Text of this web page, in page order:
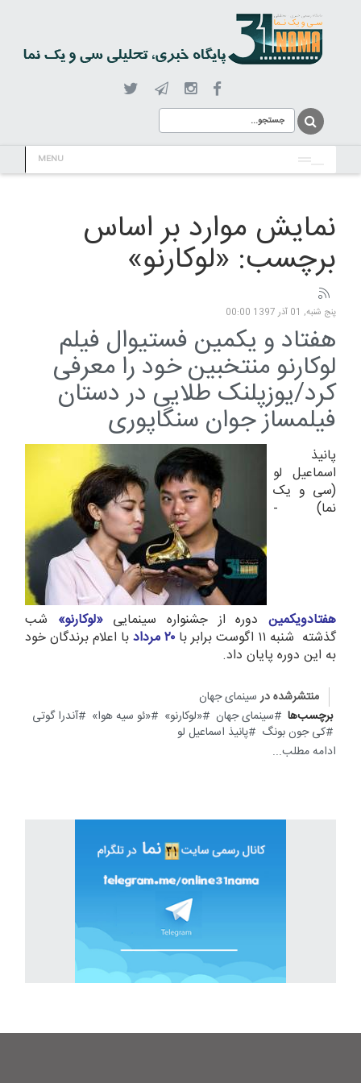
MENU
نمایش موارد بر اساس
برچسب: «لوکارنو»
پنج شنبه, 01 آذر 1397 00:00
هفتاد و یکمین فستیوال فیلم
لوکارنو منتخبین خود را معرفی
کرد/یوزپلنک طلایی در دستان
فیلمساز جوان سنگاپوری
پانیذ
اسماعیل لو
(سی و یک
نما) -
هفتادویکمیندوره از جشنواره سینمایی«لوکارنو» شب
گذشته شنبه ۱۱ اگوست برابر با
۲۰ مرداد
با اعلام برندگان خود
به این دوره پایان داد.
منتشرشده در سینمای جهان
برچسب‌ها
سینمای جهان «لوکارنو» «ئو سیه هوا»
آندرا گوتی
کی جون بونگ
پانیذ اسماعیل لو
ادامه مطلب...